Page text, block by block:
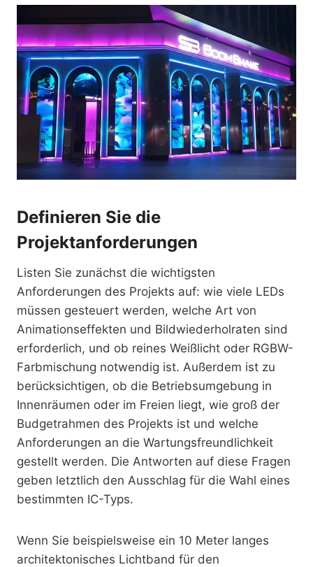
Definieren Sie die
Projektanforderungen
Listen Sie zunächst die wichtigsten
Anforderungen des Projekts auf: wie viele LEDs
müssen gesteuert werden, welche Art von
Animationseffekten und Bildwiederholraten sind
erforderlich, und ob reines Weißlicht oder RGBW-
Farbmischung notwendig ist. Außerdem ist zu
berücksichtigen, ob die Betriebsumgebung in
Innenräumen oder im Freien liegt, wie groß der
Budgetrahmen des Projekts ist und welche
Anforderungen an die Wartungsfreundlichkeit
gestellt werden. Die Antworten auf diese Fragen
geben letztlich den Ausschlag für die Wahl eines
bestimmten IC-Typs.
Wenn Sie beispielsweise ein 10 Meter langes
architektonisches Lichtband für den